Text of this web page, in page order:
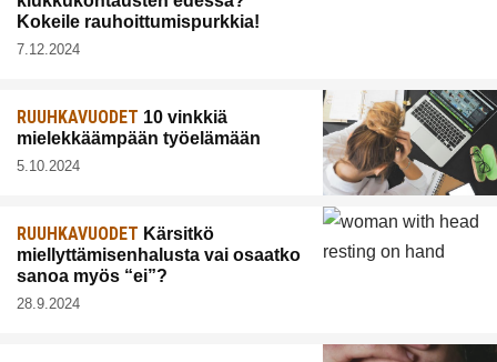
Kokeile rauhoittumispurkkia!
7.12.2024
RUUHKAVUODET 10 vinkkiä
mielekkäämpään työelämään
5.10.2024
RUUHKAVUODET Kärsitkö
miellyttämisenhalusta vai osaatko
sanoa myös “ei”?
28.9.2024